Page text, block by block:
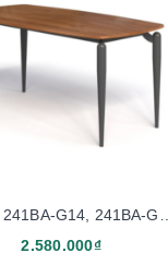
2.580.000₫